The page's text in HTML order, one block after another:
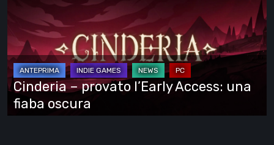
provato
l’Early
Access:
una
fiaba
oscura
Cinderia – provato l’Early Access: una
fiaba oscura